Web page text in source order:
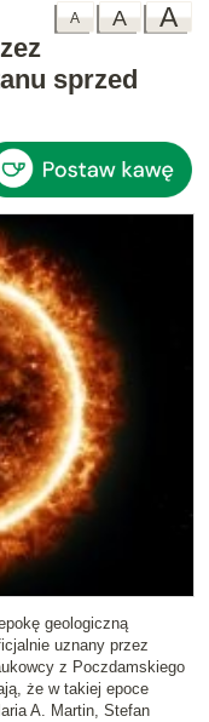
A
A
A
sprzed
geologiczną
uznany przez
z Poczdamskiego
że w takiej epoce
A. Martin, Stefan